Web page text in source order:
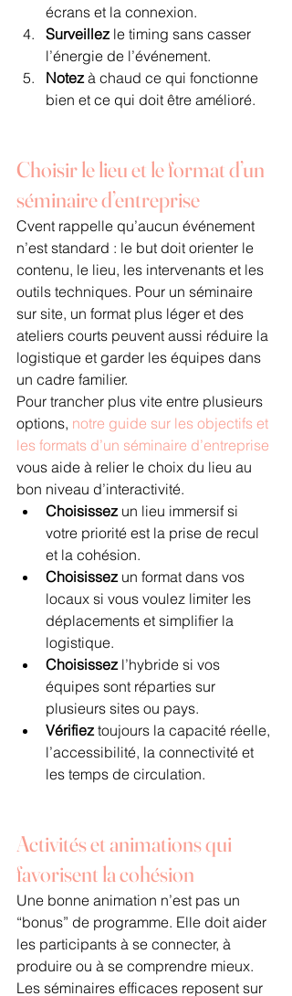
écrans et la connexion.
Surveillez le timing sans casser
l’énergie de l’événement.
Notez à chaud ce qui fonctionne
bien et ce qui doit être amélioré.
Choisir le lieu et le format d’un
séminaire d’entreprise
Cvent rappelle qu’aucun événement
n’est standard : le but doit orienter le
contenu, le lieu, les intervenants et les
outils techniques. Pour un séminaire
sur site, un format plus léger et des
ateliers courts peuvent aussi réduire la
logistique et garder les équipes dans
un cadre familier.
Pour trancher plus vite entre plusieurs
options, notre guide sur les objectifs et
les formats d’un séminaire d’entreprise
vous aide à relier le choix du lieu au
bon niveau d’interactivité.
Choisissez un lieu immersif si
votre priorité est la prise de recul
et la cohésion.
Choisissez un format dans vos
locaux si vous voulez limiter les
déplacements et simplifier la
logistique.
Choisissez l’hybride si vos
équipes sont réparties sur
plusieurs sites ou pays.
Vérifiez toujours la capacité réelle,
l’accessibilité, la connectivité et
les temps de circulation.
Activités et animations qui
favorisent la cohésion
Une bonne animation n’est pas un
“bonus” de programme. Elle doit aider
les participants à se connecter, à
produire ou à se comprendre mieux.
Les séminaires efficaces reposent sur